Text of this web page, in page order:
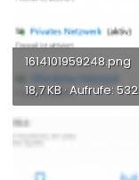
1614101959248.png
18,7 KB · Aufrufe: 532